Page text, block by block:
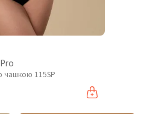
115SP